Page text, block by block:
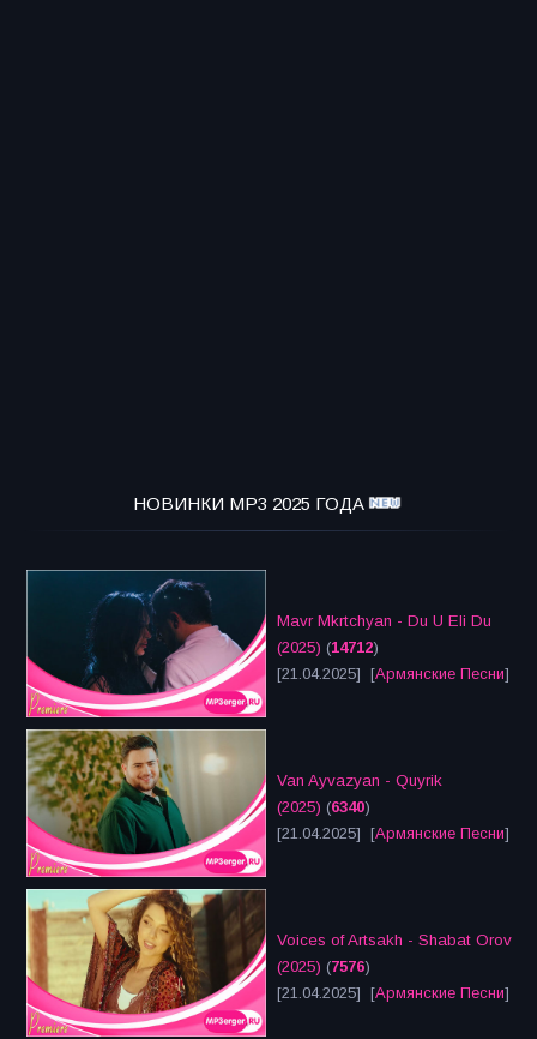
НОВИНКИ MP3 2025 ГОДА
Mavr Mkrtchyan - Du U Eli Du
(2025) (14712)
[21.04.2025] [Армянские Песни]
Van Ayvazyan - Quyrik
(2025) (6340)
[21.04.2025] [Армянские Песни]
Voices of Artsakh - Shabat Orov
(2025) (7576)
[21.04.2025] [Армянские Песни]